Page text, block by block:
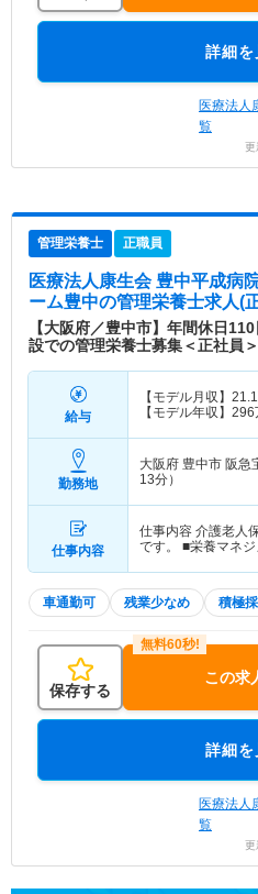
詳細を
医療法人
覧
管理栄養士 正職員
医療法人康生会 豊中平成病
ーム豊中の管理栄養士求人(
【大阪府／豊中市】年間休日
設での管理栄養士募集＜正社員＞
給与
【モデル月収】 21.1
【モデル年収】 296
勤務地
大阪府 豊中市 阪急
13分）
仕事内容
仕事内容 介護老人
です。 ■栄養マネジ
車通勤可 残業少なめ 積極
保存する
この求
詳細を
医療法人
覧